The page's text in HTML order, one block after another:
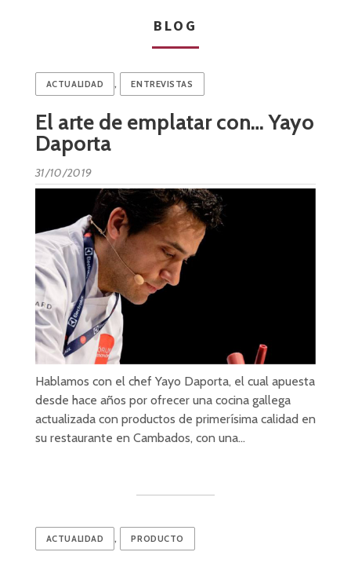
BLOG
ACTUALIDAD , ENTREVISTAS
El arte de emplatar con… Yayo
Daporta
31/10/2019
Hablamos con el chef Yayo Daporta, el cual apuesta
desde hace años por ofrecer una cocina gallega
actualizada con productos de primerísima calidad en
su restaurante en Cambados, con una…
ACTUALIDAD , PRODUCTO